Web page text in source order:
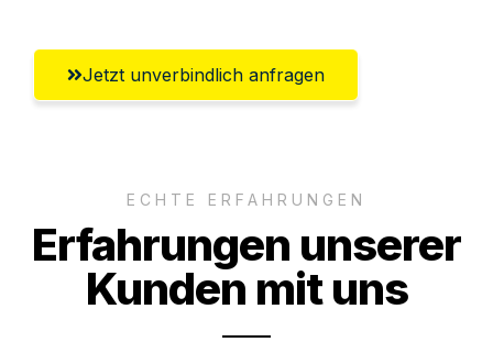
Jetzt unverbindlich anfragen
ECHTE ERFAHRUNGEN
Erfahrungen unserer
Kunden mit uns